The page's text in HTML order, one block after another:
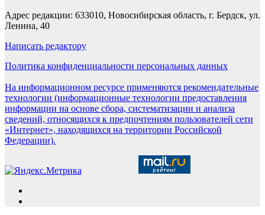
Адрес редакции: 633010, Новосибирская область, г. Бердск, ул.
Ленина, 40
Написать редактору
Политика конфиденциальности персональных данных
На информационном ресурсе применяются рекомендательные
технологии (информационные технологии предоставления
информации на основе сбора, систематизации и анализа
сведений, относящихся к предпочтениям пользователей сети
«Интернет», находящихся на территории Российской
Федерации).